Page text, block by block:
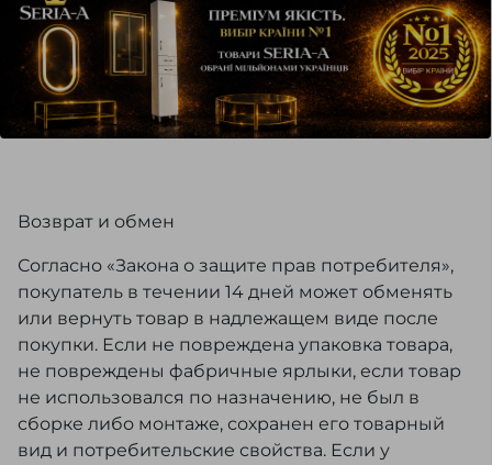
Возврат и обмен
Согласно «Закона о защите прав потребителя»,
покупатель в течении 14 дней может обменять
или вернуть товар в надлежащем виде после
покупки. Если не повреждена упаковка товара,
не повреждены фабричные ярлыки, если товар
не использовался по назначению, не был в
сборке либо монтаже, сохранен его товарный
вид и потребительские свойства. Если у